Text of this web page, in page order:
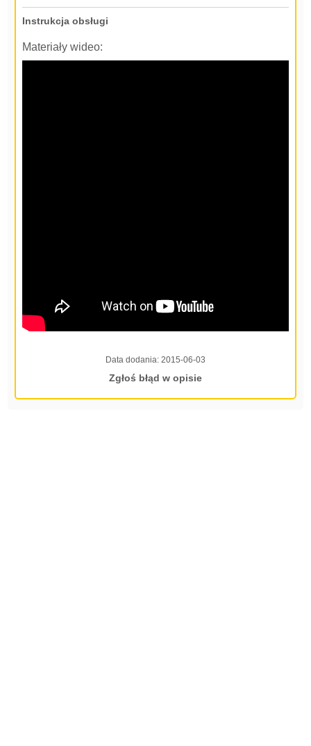
Instrukcja obsługi
Materiały wideo:
Data dodania: 2015-06-03
Zgłoś błąd w opisie